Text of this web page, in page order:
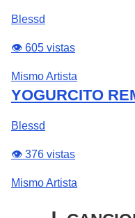
Blessd
👁️ 605 vistas
Mismo Artista
YOGURCITO
Blessd
👁️ 376 vistas
Mismo Artista